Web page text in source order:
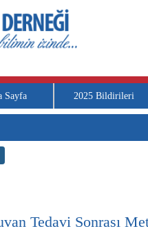
Sayfa 2025 Bildirileri
Tedavi Sonrası